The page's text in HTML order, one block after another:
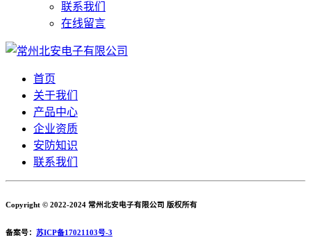
联系我们
在线留言
首页
关于我们
产品中心
企业资质
安防知识
联系我们
Copyright © 2022-2024 常州北安电子有限公司 版权所有
备案号： 苏ICP备17021103号-3